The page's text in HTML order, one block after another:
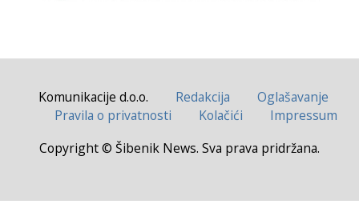
Komunikacije d.o.o. Redakcija
Oglašavanje
Pravila o privatnosti
Kolačići
Impressum
Copyright © Šibenik News. Sva prava pridržana.